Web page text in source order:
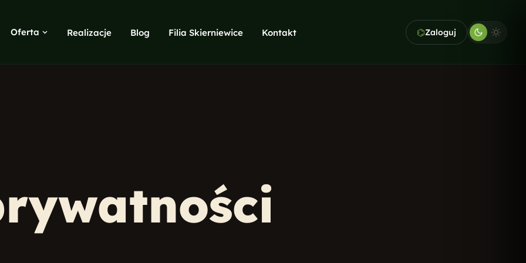
Oferta
Projekty graficzne
Ulotki, foldery, wizytówki, banery
Realizacje Blog Filia Skierniewice Kontakt ⌬Zaloguj